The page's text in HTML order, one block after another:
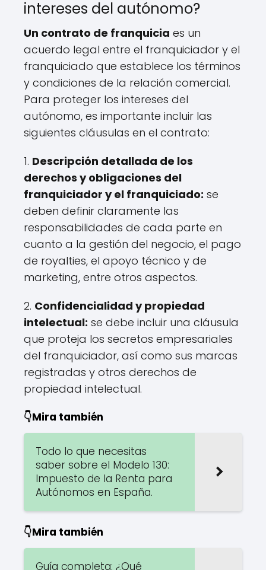
intereses del autónomo?
Un contrato de franquicia es un
acuerdo legal entre el franquiciador y el
franquiciado que establece los términos
y condiciones de la relación comercial.
Para proteger los intereses del
autónomo, es importante incluir las
siguientes cláusulas en el contrato:
1. Descripción detallada de los
derechos y obligaciones del
franquiciador y el franquiciado: se
deben definir claramente las
responsabilidades de cada parte en
cuanto a la gestión del negocio, el pago
de royalties, el apoyo técnico y de
marketing, entre otros aspectos.
2. Confidencialidad y propiedad
intelectual: se debe incluir una cláusula
que proteja los secretos empresariales
del franquiciador, así como sus marcas
registradas y otros derechos de
propiedad intelectual.
👇Mira también
Todo lo que necesitas
saber sobre el Modelo 130:
Impuesto de la Renta para
Autónomos en España.
👇Mira también
Guía completa: ¿Qué